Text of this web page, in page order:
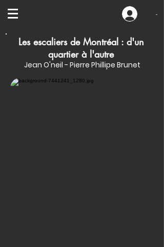
-
Les escaliers de Montréal : d'un
quartier à l'autre
Jean O'neil - Pierre Phillipe Brunet